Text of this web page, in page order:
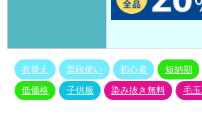
衣替え 普段使い 初心者 短納期
低価格 子供服 染み抜き無料 毛